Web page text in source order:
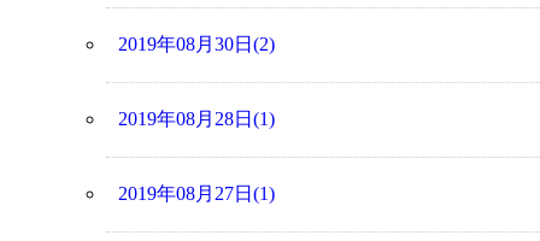
2019年08月30日(2)
2019年08月28日(1)
2019年08月27日(1)